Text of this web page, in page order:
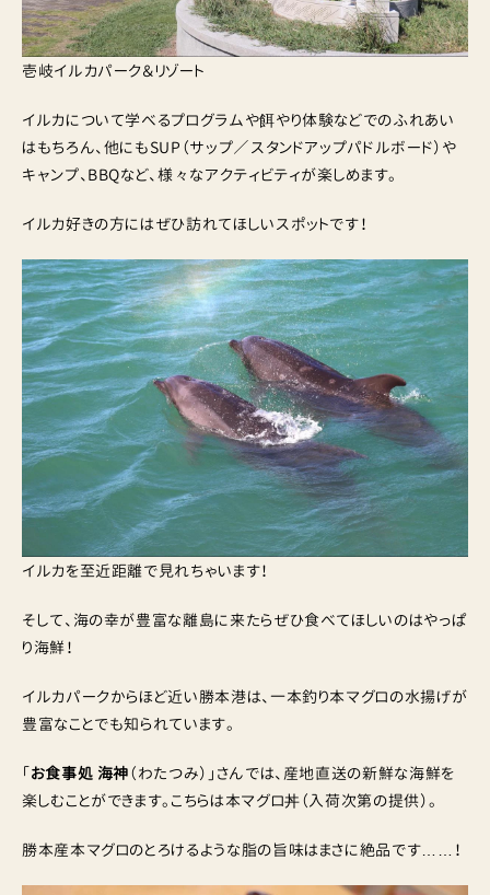
壱岐イルカパーク＆リゾート
イルカについて学べるプログラムや餌やり体験などでのふれあい
はもちろん、他にもSUP（サップ／スタンドアップパドルボード）や
キャンプ、BBQなど、様々なアクティビティが楽しめます。
イルカ好きの方にはぜひ訪れてほしいスポットです！
イルカを至近距離で見れちゃいます！
そして、海の幸が豊富な離島に来たらぜひ食べてほしいのはやっぱ
り海鮮！
イルカパークからほど近い勝本港は、一本釣り本マグロの水揚げが
豊富なことでも知られています。
「お食事処 海神（わたつみ）」さんでは、産地直送の新鮮な海鮮を
楽しむことができます。こちらは本マグロ丼（入荷次第の提供）。
勝本産本マグロのとろけるような脂の旨味はまさに絶品です……！